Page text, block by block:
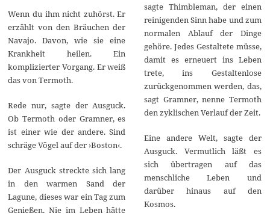
Wenn du ihm nicht zuhörst. Er
erzählt von den Bräuchen der
Navajo. Davon, wie sie eine
Krankheit heilen. Ein
komplizierter Vorgang. Er weiß
das von Termoth.
Rede nur, sagte der Ausguck.
Ob Termoth oder Gramner, es
ist einer wie der andere. Sind
schräge Vögel auf der ›Boston‹.
Der Ausguck streckte sich lang
in den warmen Sand der
Lagune, dieses war ein Tag zum
Genießen. Nie im Leben hätte
sagte Thimbleman, der einen
reinigenden Sinn habe und zum
normalen Ablauf der Dinge
gehöre. Jedes Gestaltete müsse,
damit es erneuert ins Leben
trete, ins Gestaltenlose
zurückgenommen werden, das,
sagt Gramner, nenne Termoth
den zyklischen Verlauf der Zeit.
Eine andere Welt, sagte der
Ausguck. Vermutlich läßt es
sich übertragen auf das
menschliche Leben und
darüber hinaus auf den
Kosmos.